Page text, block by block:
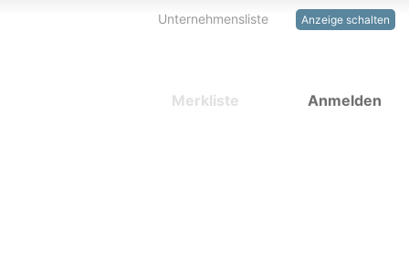
Anzeige schalten
Unternehmensliste
Anmelden
Merkliste